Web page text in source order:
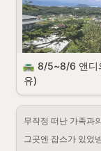
시작합니다.!
8/5~8/6 앤디
유)
무작정 떠난 가족과
그곳엔 잡스가 있었